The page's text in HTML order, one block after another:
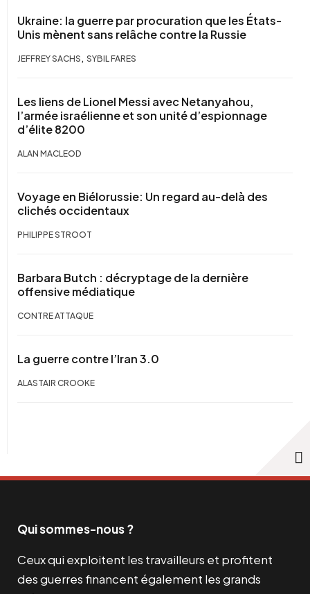
Ukraine: la guerre par procuration que les États-
Unis mènent sans relâche contre la Russie
JEFFREY SACHS , SYBIL FARES
Les liens de Lionel Messi avec Netanyahou,
l’armée israélienne et son unité d’espionnage
d’élite 8200
ALAN MACLEOD
Voyage en Biélorussie: Un regard au-delà des
clichés occidentaux
PHILIPPE STROOT
Barbara Butch : décryptage de la dernière
offensive médiatique
CONTRE ATTAQUE
La guerre contre l’Iran 3.0
ALASTAIR CROOKE
Qui sommes-nous ?
Ceux qui exploitent les travailleurs et profitent
des guerres financent également les grands